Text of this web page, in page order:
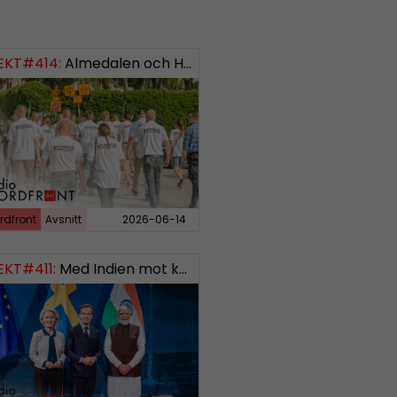
0738958452
Almedalen och Hübinettes fall
Avsnitt 2026-06-14
Med Indien mot kosmos SWISH: 0700738064